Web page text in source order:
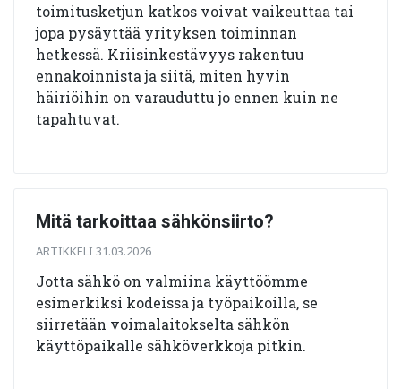
toimitusketjun katkos voivat vaikeuttaa tai
jopa pysäyttää yrityksen toiminnan
hetkessä. Kriisinkestävyys rakentuu
ennakoinnista ja siitä, miten hyvin
häiriöihin on varauduttu jo ennen kuin ne
tapahtuvat.
Mitä tarkoittaa sähkönsiirto?
ARTIKKELI 31.03.2026
Jotta sähkö on valmiina käyttöömme
esimerkiksi kodeissa ja työpaikoilla, se
siirretään voimalaitokselta sähkön
käyttöpaikalle sähköverkkoja pitkin.